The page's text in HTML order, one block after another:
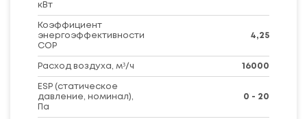
кВт
Коэффициент
энергоэффективности
COP
4,25
Расход воздуха, м³/ч 16000
ESP (статическое
давление, номинал),
Па
0 - 20